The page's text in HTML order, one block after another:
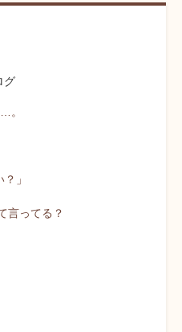
グ
。
」
言ってる？